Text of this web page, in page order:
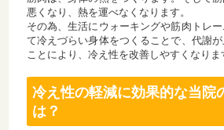
悪くなり、熱を運べなくなります。
その為、生活にウォーキングや筋肉トレ
て冷えづらい身体をつくることで、代謝
ことにより、冷え性を改善しやすくなりま
冷え性の軽減に効果的な当院
は？